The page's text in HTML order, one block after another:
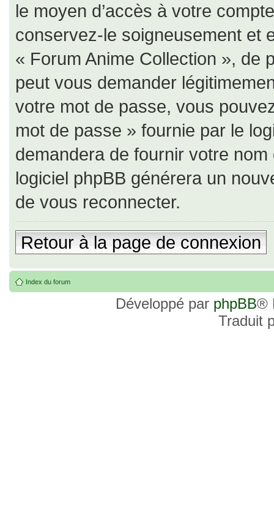
le moyen d’accès à votre
conservez-le soigneusement et
« Forum Anime Collection », de
peut vous demander
votre mot de passe, vous
mot de passe » fournie par le
demandera de fournir votre
logiciel phpBB générera un
de vous reconnecter.
Retour à la page de connexion
Index du forum
Développé par phpBB®
Traduit